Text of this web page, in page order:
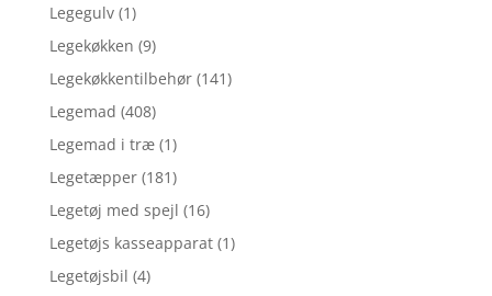
Legegulv (1)
Legekøkken (9)
Legekøkkentilbehør (141)
Legemad (408)
Legemad i træ (1)
Legetæpper (181)
Legetøj med spejl (16)
Legetøjs kasseapparat (1)
Legetøjsbil (4)